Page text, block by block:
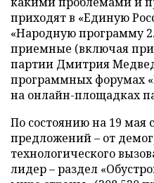
приходят в «Единую
«Народную программу
приемные (включая
партии Дмитрия
программных форумах
на онлайн-площадках
По состоянию на 19 мая
предложений – от
технологического
лидер – раздел